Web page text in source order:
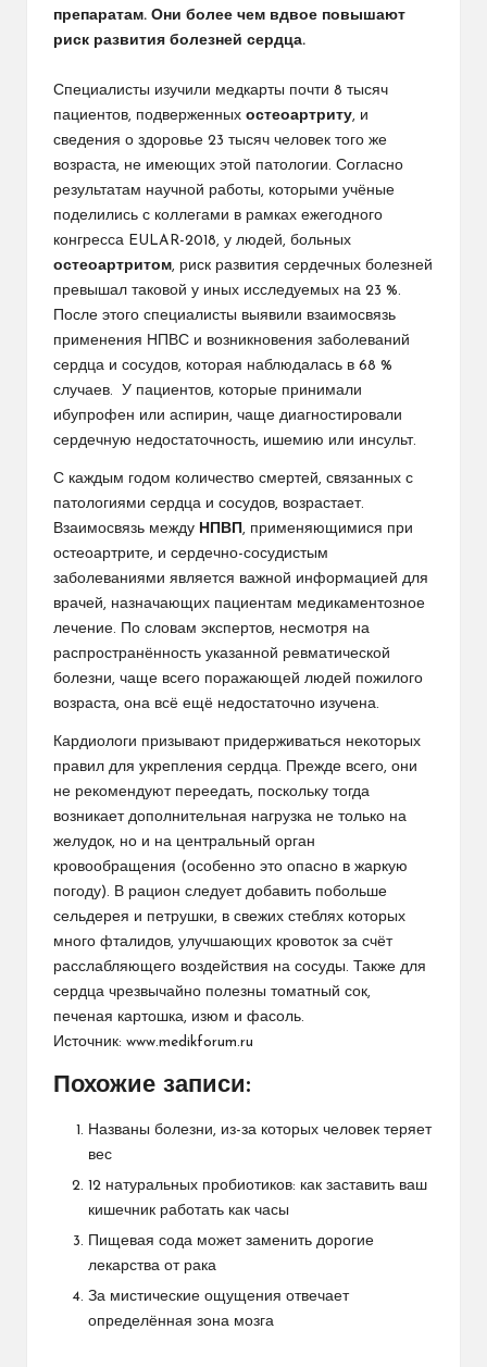
препаратам. Они более чем вдвое повышают
риск развития болезней сердца.
Специалисты изучили медкарты почти 8 тысяч
пациентов, подверженных остеоартриту , и
сведения о здоровье 23 тысяч человек того же
возраста, не имеющих этой патологии. Согласно
результатам научной работы, которыми учёные
поделились с коллегами в рамках ежегодного
конгресса EULAR-2018, у людей, больных
остеоартритом , риск развития сердечных болезней
превышал таковой у иных исследуемых на 23 %.
После этого специалисты выявили взаимосвязь
применения НПВС и возникновения заболеваний
сердца и сосудов, которая наблюдалась в 68 %
случаев. У пациентов, которые принимали
ибупрофен или аспирин, чаще диагностировали
сердечную недостаточность, ишемию или инсульт.
С каждым годом количество смертей, связанных с
патологиями сердца и сосудов, возрастает.
Взаимосвязь между НПВП
, применяющимися при
остеоартрите, и сердечно-сосудистым
заболеваниями является важной информацией для
врачей, назначающих пациентам медикаментозное
лечение. По словам экспертов, несмотря на
распространённость указанной ревматической
болезни, чаще всего поражающей людей пожилого
возраста, она всё ещё недостаточно изучена.
Кардиологи призывают придерживаться некоторых
правил для укрепления сердца. Прежде всего, они
не рекомендуют переедать, поскольку тогда
возникает дополнительная нагрузка не только на
желудок, но и на центральный орган
кровообращения (особенно это опасно в жаркую
погоду). В рацион следует добавить побольше
сельдерея и петрушки, в свежих стеблях которых
много фталидов, улучшающих кровоток за счёт
расслабляющего воздействия на сосуды. Также для
сердца чрезвычайно полезны томатный сок,
печеная картошка, изюм и фасоль.
Источник: www.medikforum.ru
Похожие записи:
Названы болезни, из-за которых человек теряет
вес
12 натуральных пробиотиков: как заставить ваш
кишечник работать как часы
Пищевая сода может заменить дорогие
лекарства от рака
За мистические ощущения отвечает
определённая зона мозга